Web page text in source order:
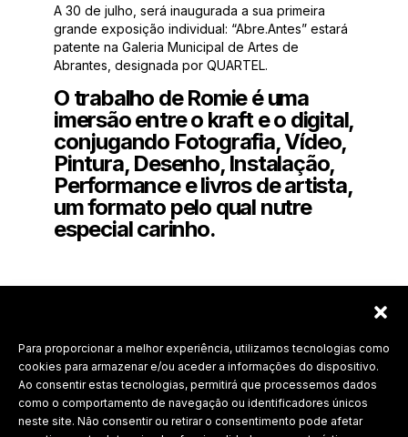
Para proporcionar a melhor experiência, utilizamos tecnologias como
cookies para armazenar e/ou aceder a informações do dispositivo.
Ao consentir estas tecnologias, permitirá que processemos dados
como o comportamento de navegação ou identificadores únicos
neste site. Não consentir ou retirar o consentimento pode afetar
A 30 de julho, será inaugurada a sua primeira
grande exposição individual: “Abre.Antes” estará
patente na Galeria Municipal de Artes de
Abrantes, designada por QUARTEL.
O trabalho deRomieé uma
imersão entre o kraft e o digital,
conjugando Fotografia, Vídeo,
Pintura, Desenho, Instalação,
Performance e livros de artista,
um formato pelo qual nutre
especial carinho.
Labdesign, Lda.
2026 Todos os direitos reservados.
Política de Privacidade